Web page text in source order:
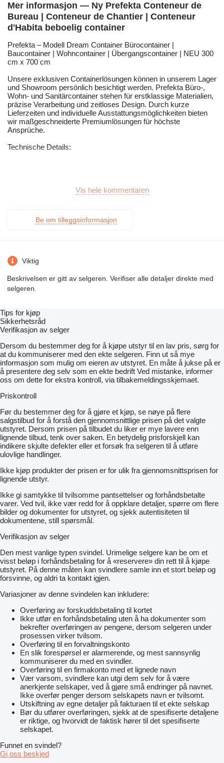
Mer informasjon — Ny Prefekta Conteneur de
Bureau | Conteneur de Chantier | Conteneur
d'Habita beboelig container
Prefekta – Modell Dream Container Bürocontainer |
Baucontainer | Wohncontainer | Übergangscontainer | NEU 300
cm x 700 cm
Unsere exklusiven Containerlösungen können in unserem Lager
und Showroom persönlich besichtigt werden. Prefekta Büro-,
Wohn- und Sanitärcontainer stehen für erstklassige Materialien,
präzise Verarbeitung und zeitloses Design. Durch kurze
Lieferzeiten und individuelle Ausstattungsmöglichkeiten bieten
wir maßgeschneiderte Premiumlösungen für höchste
Ansprüche.
Technische Details:
• Decke: 40–65 mm PUR
Ausstattung:
• 1 × WC mit Waschbecken
• 1 × Belüftung im WC
• 1 × Küche
• 1 × Klimaanlage (Kühl- und Heizfunktion)
• 1 × Elektrischer Heizkörper
• 6 × Steckdosen
• Deckenstrahler / Lichtband
• Standardmäßig ausgestattet mit Staplertaschen und Kranösen
Fenster & Türen:
• 2 × feststehende Fenster
• 2 × öffenbare Fenster
• 1 × verglaste Eingangstür (Anthrazit)
• 1 × WC-Tür (Anthrazit)
Farben:
• Außen-/Innenfarbe: Schwarz (RAL 9005)
• Außen teilweise mit schwarzem PVC-Komposit-Deckmaterial
• Frostwächter Heizband (inkl. Einbau, Kabel & Kabelkanal mit
Steckdose): 1 Stück
• Elektrische Rollläden: 4 Stück
• Aufpreis für Teppich inkl. Verlegung
• Aufpreis für Vordach (1 m Breite × 7 m Länge)
Lagerbestand & Lieferung:
werden, werden je nach Ausstattung innerhalb von 2–4 Wochen
produziert.
Weltweiter Versand:
Wir organisieren den professionellen Versand in alle Länder und
gewährleisten eine schnelle sowie zuverlässige Lieferung.
Individuelle Maße:
Unsere Produkte fertigen wir nach den individuellen
Anforderungen und Wünschen unserer Kunden.
Showroom: Otto-Hahn-Straße 2, 89343 Jettingen-Scheppach
Besichtigen Sie unsere Produkte vor Ort und überzeugen Sie
sich persönlich von der Qualität.
Kontakt: Für Fragen oder Interesse erreichen Sie uns jederzeit:
Tel. :vis kontakter
Vis hele kommentaren
Be om tilleggsinformasjon
Viktig
Beskrivelsen er gitt av selgeren. Verifiser alle detaljer direkte med
selgeren.
Tips for kjøp
Sikkerhetsråd
Verifikasjon av selger
Dersom du bestemmer deg for å kjøpe utstyr til en lav pris, sørg for
at du kommuniserer med den ekte selgeren. Finn ut så mye
informasjon som mulig om eieren av utstyret. En måte å jukse på er
å presentere deg selv som en ekte bedrift Ved mistanke, informer
oss om dette for ekstra kontroll, via tilbakemeldingsskjemaet.
Priskontroll
Før du bestemmer deg for å gjøre et kjøp, se nøye på flere
salgstilbud for å forstå den gjennomsnittlige prisen på det valgte
utstyret. Dersom prisen på tilbudet du liker er mye lavere enn
lignende tilbud, tenk over saken. En betydelig prisforskjell kan
indikere skjulte defekter eller et forsøk fra selgeren til å utføre
ulovlige handlinger.
Ikke kjøp produkter der prisen er for ulik fra gjennomsnittsprisen for
lignende utstyr.
Ikke gi samtykke til tvilsomme pantsettelser og forhåndsbetalte
varer. Ved tvil, ikke vær redd for å oppklare detaljer, spørre om flere
bilder og dokumenter for utstyret, og sjekk autentisiteten til
dokumentene, still spørsmål.
Verifikasjon av selger
Den mest vanlige typen svindel. Urimelige selgere kan be om et
visst beløp i forhåndsbetaling for å «reservere» din rett til å kjøpe
utstyret. På denne måten kan svindlere samle inn et stort beløp og
forsvinne, og aldri ta kontakt igjen.
Variasjoner av denne svindelen kan inkludere:
Overføring av forskuddsbetaling til kortet
Ikke utfør en forhåndsbetaling uten å ha dokumenter som
bekrefter overføringen av pengene, dersom selgeren under
prosessen virker tvilsom.
Overføring til en forvaltningskonto
En slik forespørsel er alarmerende, og mest sannsynlig
kommuniserer du med en svindler.
Overføring til en firmakonto med et lignede navn
Vær varsom, svindlere kan utgi dem selv for å være
anerkjente selskaper, ved å gjøre små endringer på navnet.
Ikke overfør penger dersom selskapets navn er tvilsomt.
Utskiftning av egne detaljer på fakturaen til et ekte selskap
Bør du utfører overføringen, sjekk at de spesifiserte detaljene
er riktige, og hvorvidt de faktisk hører til det spesifiserte
selskapet.
Funnet en svindel?
Gi oss beskjed